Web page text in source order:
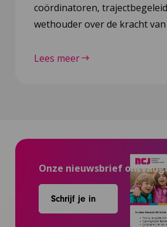
coördinatoren,
wethouder over de kracht
Lees meer
Onze nieuwsbrief
Schrijf je in